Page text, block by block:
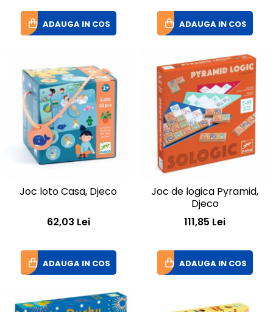
ADAUGA IN COS ADAUGA IN COS
Joc loto Casa, Djeco
62,03 Lei
ADAUGA IN COS
Joc de logica Pyramid,
Djeco
111,85 Lei
ADAUGA IN COS